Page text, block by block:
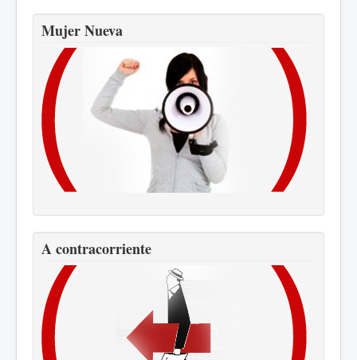
Mujer Nueva
A contracorriente